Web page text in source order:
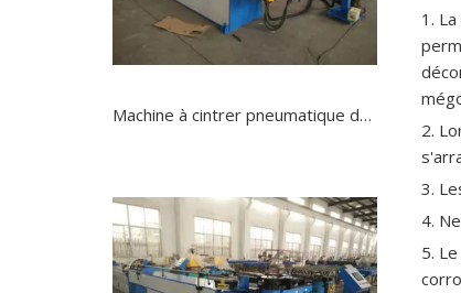
Machine à cintrer pneumatique de tuyau de mandrin d'échappement de voiture
1.
2.
3.
4.
5.